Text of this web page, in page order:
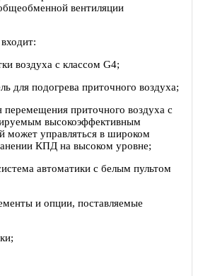
вентиляции
воздуха с классом G4;
для подогрева приточного воздуха;
перемещения приточного воздуха c
высокоэффективным
может управляться в широком
КПД на высоком уровне;
автоматики с белым пультом
и опции, поставляемые